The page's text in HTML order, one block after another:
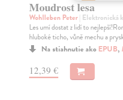
Moudrost lesa
Wohlleben Peter| Elektronická
Les umí dostat z lidí to
hluboké ticho, vůně mechu a
Na stiahnutie ako EPUB,
12,39 €